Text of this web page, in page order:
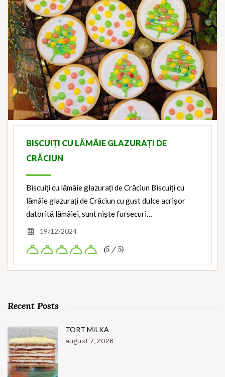
BISCUIȚI CU LĂMÂIE GLAZURAȚI DE
CRĂCIUN
Biscuiți cu lămâie glazurați de Crăciun Biscuiți cu
lămâie glazurați de Crăciun cu gust dulce acrișor
datorită lămâiei, sunt niște fursecuri…
19/12/2024
(5 / 5)
Recent Posts
TORT MILKA
august 7, 2026